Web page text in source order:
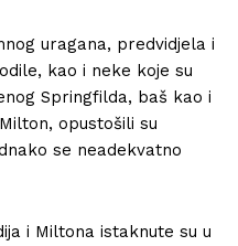
uragana, predvidjela i
kao i neke koje su
Springfilda, baš kao i
opustošili su
se neadekvatno
i Miltona istaknute su u